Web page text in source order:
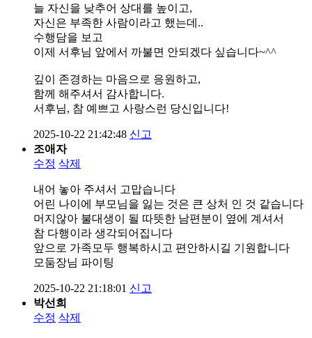
늘 자신을 낮추어 상대를 높이고,
자신은 부족한 사람이라고 했는데..
수행담을 보고
이제 서후님 앞에서 까불면 안되겠다 싶습니다~^^
깊이 존경하는 마음으로 응원하고,
함께 해주셔서 감사합니다.
서후님, 참 예쁘고 사랑스런 당신입니다!
2025-10-22 21:42:48 신고
조애자
수정 삭제
내어 놓아 주셔서 고맙습니다
어린 나이에 부모님을 잃는 것은 큰 상처 인 것 같습니다
머지않아 불대생이 될 따뜻한 남편분이 옆에 계셔서
참 다행이라 생각되어집니다
앞으로 가족모두 행복하시고 편안하시길 기원합니다
모둠장님 파이팅
2025-10-22 21:18:01 신고
박선희
수정 삭제